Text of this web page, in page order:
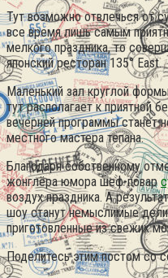
Тут возможно отвлечься от
все время лишь самым
мелкого праздника, то
японский ресторан 135° East.
Маленький зал круглой
тут располагает к приятной
вечерней программы станет
местного мастера тепана.
Благодаря собственному
жонглёра юмора шеф-повар
воздух праздника. А
шоу станут немыслимые
приготовленные из свежих
Поделитесь этим постом со